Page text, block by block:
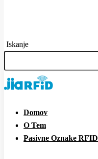
Iskanje
Domov
O Tem
Pasivne Oznake RFID